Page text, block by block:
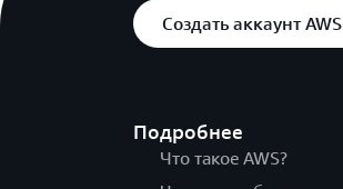
Создать аккаунт AWS
Подробнее
Что такое AWS?